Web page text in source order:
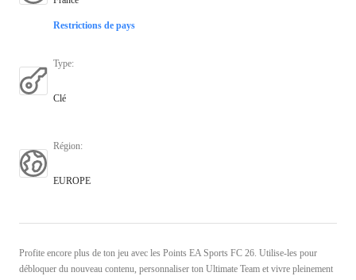
Restrictions de pays
Type:
Clé
Région:
EUROPE
Profite encore plus de ton jeu avec les Points EA Sports FC 26. Utilise-les pour
débloquer du nouveau contenu, personnaliser ton Ultimate Team et vivre pleinement